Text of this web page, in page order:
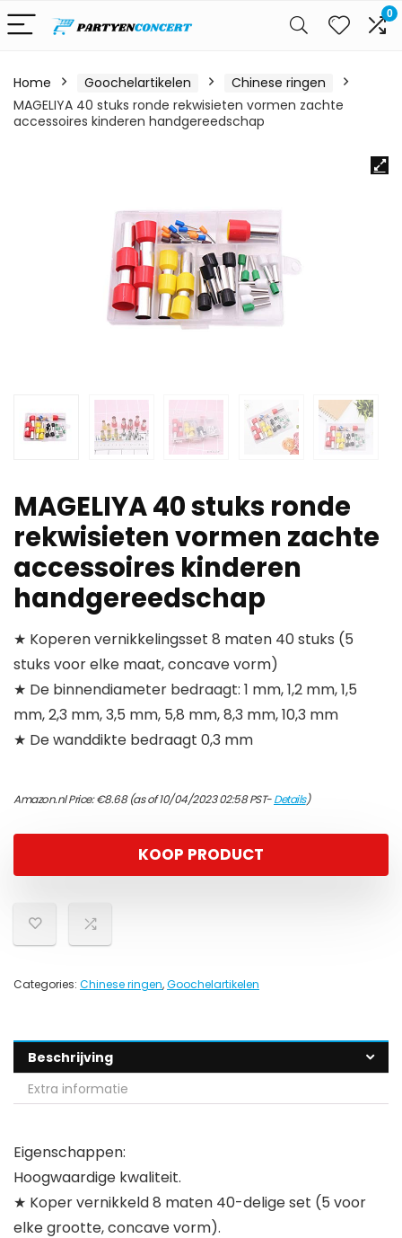
0
Home Goochelartikelen
Chinese ringen
MAGELIYA 40 stuks ronde rekwisieten vormen zachte
accessoires kinderen handgereedschap
MAGELIYA 40 stuks ronde
rekwisieten vormen zachte
accessoires kinderen
handgereedschap
★ Koperen vernikkelingsset 8 maten 40 stuks (5
stuks voor elke maat, concave vorm)
★ De binnendiameter bedraagt: 1 mm, 1,2 mm, 1,5
mm, 2,3 mm, 3,5 mm, 5,8 mm, 8,3 mm, 10,3 mm
★ De wanddikte bedraagt 0,3 mm
Amazon.nl Price:€8.68(as of 10/04/2023 02:58 PST-Details)
KOOP PRODUCT
Categories: Chinese ringen,Goochelartikelen
Beschrijving
Extra informatie
Eigenschappen:
Hoogwaardige kwaliteit.
★ Koper vernikkeld 8 maten 40-delige set (5 voor
elke grootte, concave vorm).